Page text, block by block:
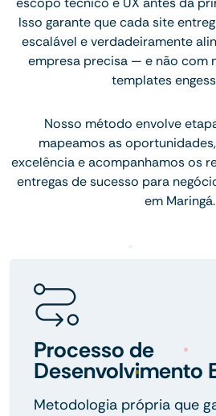
Isso garante que cada site
escalável e verdadeiramente
empresa precisa — e não com
templates
Nosso método envolve
mapeamos as
excelência e acompanhamos os
entregas de sucesso para
em Maringá.
Processo de
Desenvolvimento
Metodologia própria que